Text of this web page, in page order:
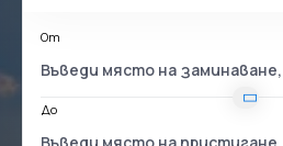
От
До